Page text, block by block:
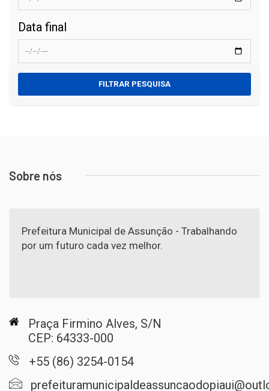
Data final
FILTRAR PESQUISA
Sobre nós
Prefeitura Municipal de Assunção - Trabalhando
por um futuro cada vez melhor.
Praça Firmino Alves, S/N
CEP: 64333-000
+55 (86) 3254-0154